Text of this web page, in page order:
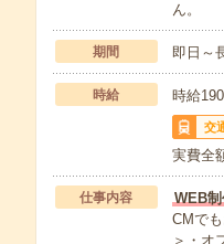
ん。
期間 即日～
時給 時給
交
実費全
仕事内容
WEB
CMで
＞・オ